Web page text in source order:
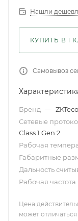
Нашли
КУПИТЬ В 1
Самовывоз
Бренд — ZKTeco
Сетевые
Class 1 Gen 2
Рабочая
Габаритные
Дальность
Рабочая частота
Цена
может